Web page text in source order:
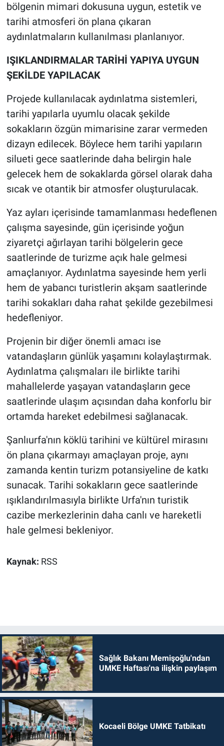
bölgenin mimari dokusuna uygun, estetik ve
tarihi atmosferi ön plana çıkaran
aydınlatmaların kullanılması planlanıyor.
IŞIKLANDIRMALAR TARİHİ YAPIYA UYGUN
ŞEKİLDE YAPILACAK
Projede kullanılacak aydınlatma sistemleri,
tarihi yapılarla uyumlu olacak şekilde
sokakların özgün mimarisine zarar vermeden
dizayn edilecek. Böylece hem tarihi yapıların
silueti gece saatlerinde daha belirgin hale
gelecek hem de sokaklarda görsel olarak daha
sıcak ve otantik bir atmosfer oluşturulacak.
Yaz ayları içerisinde tamamlanması hedeflenen
çalışma sayesinde, gün içerisinde yoğun
ziyaretçi ağırlayan tarihi bölgelerin gece
saatlerinde de turizme açık hale gelmesi
amaçlanıyor. Aydınlatma sayesinde hem yerli
hem de yabancı turistlerin akşam saatlerinde
tarihi sokakları daha rahat şekilde gezebilmesi
hedefleniyor.
Projenin bir diğer önemli amacı ise
vatandaşların günlük yaşamını kolaylaştırmak.
Aydınlatma çalışmaları ile birlikte tarihi
mahallelerde yaşayan vatandaşların gece
saatlerinde ulaşım açısından daha konforlu bir
ortamda hareket edebilmesi sağlanacak.
Şanlıurfa'nın köklü tarihini ve kültürel mirasını
ön plana çıkarmayı amaçlayan proje, aynı
zamanda kentin turizm potansiyeline de katkı
sunacak. Tarihi sokakların gece saatlerinde
ışıklandırılmasıyla birlikte Urfa'nın turistik
cazibe merkezlerinin daha canlı ve hareketli
hale gelmesi bekleniyor.
Kaynak: RSS
Sağlık Bakanı Memişoğlu'ndan
UMKE Haftası'na ilişkin paylaşım
Kocaeli Bölge UMKE Tatbikatı